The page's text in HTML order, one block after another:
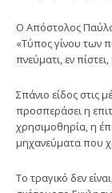
Ο Απόστολος
«Τύπος γίνου των
πνεύματι, εν
Σπάνιο είδος στις
προσπεράσει η
χρησιμοθηρία, η
μηχανεύματα που
Το τραγικό δεν